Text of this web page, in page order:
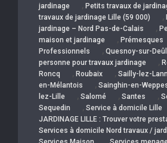
jardinage
, Petits travaux de
travaux de jardinage Lille (59 000)
,
jardinage – Nord Pas-de-Calais
,
maison et jardinage
, Prémesques
Professionnels , Quesnoy-sur-
personne pour travaux jardinage
,
Roncq , Roubaix , Sailly-lez-
en-Mélantois
, Sainghin-en-
lez-Lille
, Salomé , Santes ,
Sequedin , Service à domicile Lille
JARDINAGE LILLE : Trouver votre
Services à domicile Nord travaux /